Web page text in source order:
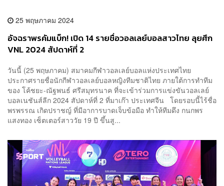
25 พฤษภาคม 2024
อัจฉราพรคัมแบ็ก! เปิด 14 รายชื่อวอลเลย์บอลสาวไทย ลุยศึก
VNL 2024 สัปดาห์ที่ 2
วันนี้ (25 พฤษภาคม) สมาคมกีฬาวอลเลย์บอลแห่งประเทศไทย
ประกาศรายชื่อนักกีฬาวอลเลย์บอลหญิงทีมชาติไทย ภายใต้การทำทีม
ของ โค้ชยะ-ณัฐพนธ์ ศรีสมุทรนาค ที่จะเข้าร่วมการแข่งขันวอลเลย์
บอลเนชันส์ลีก 2024 สัปดาห์ที่ 2 ที่มาเก๊า ประเทศจีน โดยรอบนี้ไร้ชื่อ
พรพรรณ เกิดปราชญ์ ที่มีอาการบาดเจ็บข้อมือ ทำให้ทีมดึง กนกพร
แสงทอง เซ็ตเตอร์สาววัย 19 ปี ขึ้นสู...